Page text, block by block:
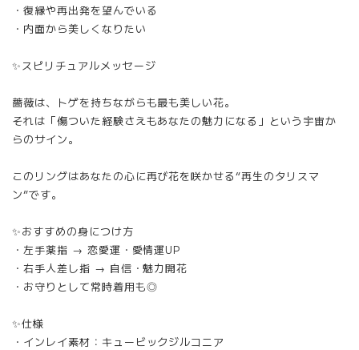
・復縁や再出発を望んでいる
・内面から美しくなりたい
✨スピリチュアルメッセージ
薔薇は、トゲを持ちながらも最も美しい花。
それは「傷ついた経験さえもあなたの魅力になる」という宇宙か
らのサイン。
このリングはあなたの心に再び花を咲かせる“再生のタリスマ
ン”です。
✨おすすめの身につけ方
・左手薬指 → 恋愛運・愛情運UP
・右手人差し指 → 自信・魅力開花
・お守りとして常時着用も◎
✨仕様
・インレイ素材：キュービックジルコニア